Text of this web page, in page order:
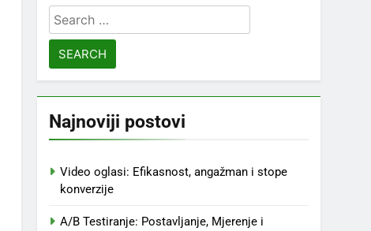
Search
for:
Najnoviji postovi
Video oglasi: Efikasnost, angažman i stope
konverzije
A/B Testiranje: Postavljanje, Mjerenje i